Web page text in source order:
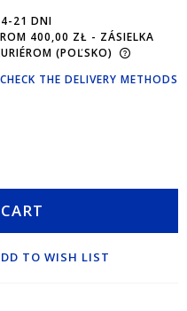
21 DNI
400,00 ZŁ - ZÁSIELKA
(POĽSKO)
CHECK THE DELIVERY METHODS
TO WISH LIST